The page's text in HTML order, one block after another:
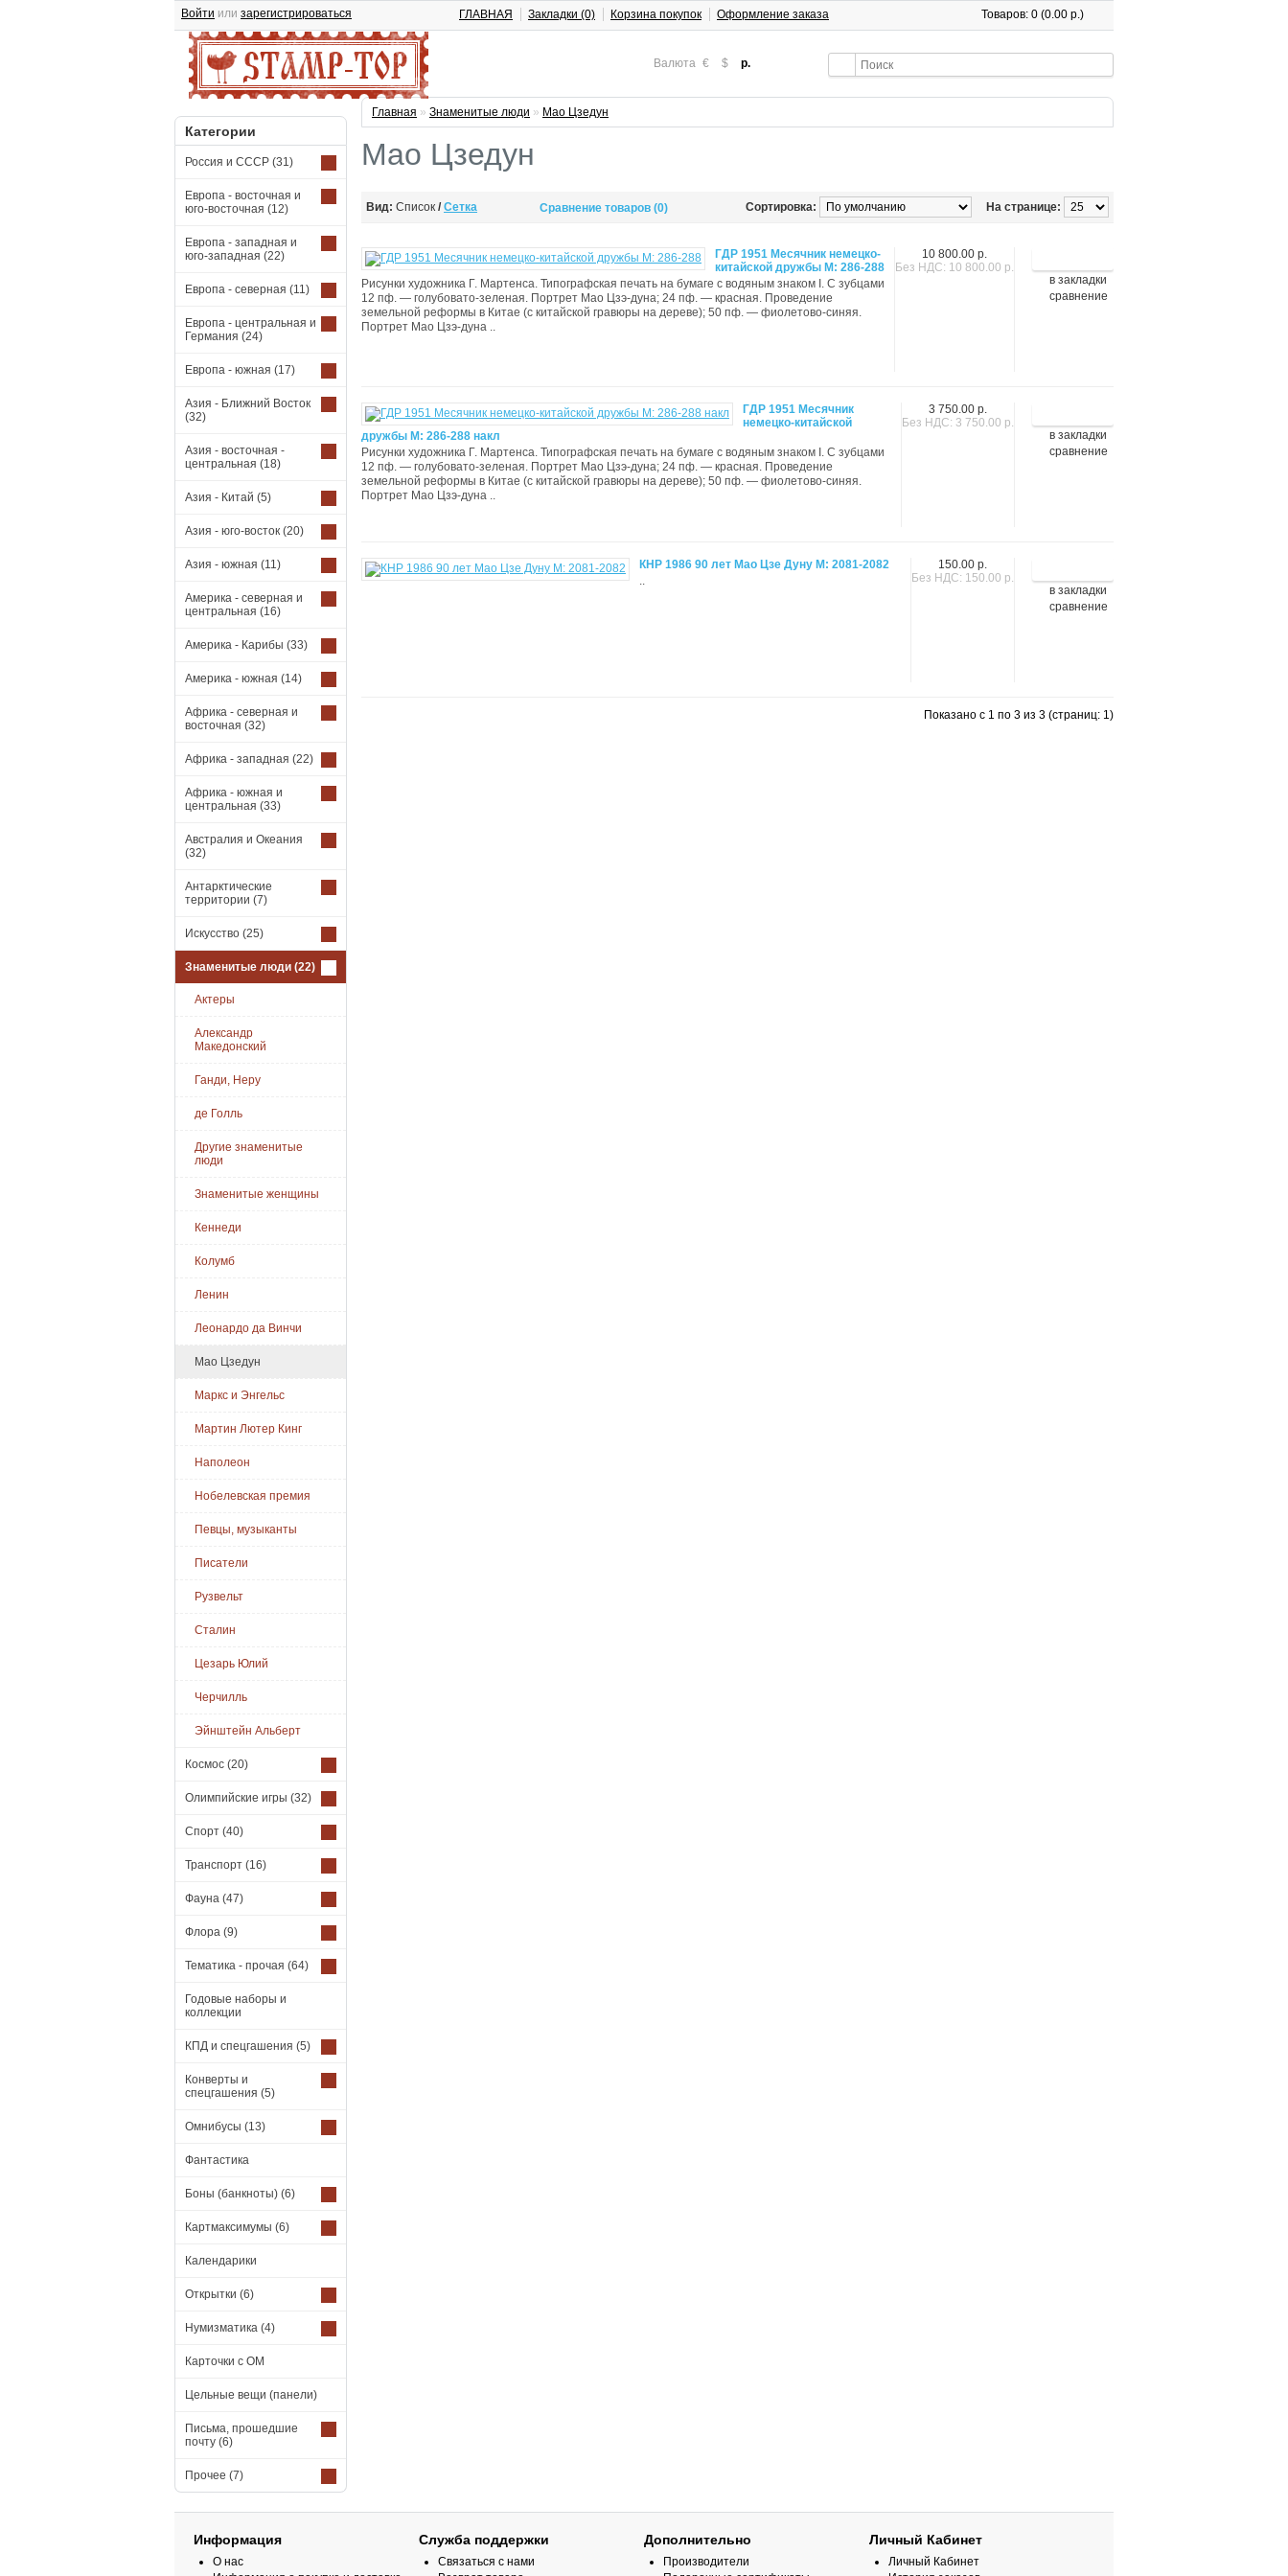
Валюта € $ р.
Товаров: 0 (0.00 р.)
Войти или зарегистрироваться ГЛАВНАЯ Закладки (0) Корзина покупок Оформление заказа
Категории
Россия и СССР (31)
Европа - восточная и
юго-восточная (12)
Европа - западная и
юго-западная (22)
Европа - северная (11)
Европа - центральная и
Германия (24)
Европа - южная (17)
Азия - Ближний Восток
(32)
Азия - восточная -
центральная (18)
Азия - Китай (5)
Азия - юго-восток (20)
Азия - южная (11)
Америка - северная и
центральная (16)
Америка - Карибы (33)
Америка - южная (14)
Африка - северная и
восточная (32)
Африка - западная (22)
Африка - южная и
центральная (33)
Австралия и Океания
(32)
Антарктические
территории (7)
Искусство (25)
Знаменитые люди (22)
Актеры
Александр
Македонский
Ганди, Неру
де Голль
Другие знаменитые
люди
Знаменитые женщины
Кеннеди
Колумб
Ленин
Леонардо да Винчи
Мао Цзедун
Маркс и Энгельс
Мартин Лютер Кинг
Наполеон
Нобелевская премия
Певцы, музыканты
Писатели
Рузвельт
Сталин
Цезарь Юлий
Черчилль
Эйнштейн Альберт
Космос (20)
Олимпийские игры (32)
Спорт (40)
Транспорт (16)
Фауна (47)
Флора (9)
Тематика - прочая (64)
Годовые наборы и
коллекции
КПД и спецгашения (5)
Конверты и
спецгашения (5)
Омнибусы (13)
Фантастика
Боны (банкноты) (6)
Картмаксимумы (6)
Календарики
Открытки (6)
Нумизматика (4)
Карточки с ОМ
Цельные вещи (панели)
Письма, прошедшие
почту (6)
Прочее (7)
Главная » Знаменитые люди » Мао Цзедун
Мао Цзедун
Вид: Список / Сетка На странице:
Сравнение товаров (0) Сортировка:
в закладки
сравнение
10 800.00 р.
Без НДС: 10 800.00 р.
ГДР 1951 Месячник немецко-
китайской дружбы М: 286-288
Рисунки художника Г. Мартенса. Типографская печать на бумаге с водяным знаком I. С зубцами
12 пф. — голубовато-зеленая. Портрет Мао Цзэ-дуна; 24 пф. — красная. Проведение
земельной реформы в Китае (с китайской гравюры на дереве); 50 пф. — фиолетово-синяя.
Портрет Мао Цзэ-дуна ..
в закладки
сравнение
3 750.00 р.
Без НДС: 3 750.00 р.
ГДР 1951 Месячник
немецко-китайской
дружбы М: 286-288 накл
Рисунки художника Г. Мартенса. Типографская печать на бумаге с водяным знаком I. С зубцами
12 пф. — голубовато-зеленая. Портрет Мао Цзэ-дуна; 24 пф. — красная. Проведение
земельной реформы в Китае (с китайской гравюры на дереве); 50 пф. — фиолетово-синяя.
Портрет Мао Цзэ-дуна ..
в закладки
сравнение
150.00 р.
Без НДС: 150.00 р.
КНР 1986 90 лет Мао Цзе Дуну М: 2081-2082
..
Показано с 1 по 3 из 3 (страниц: 1)
Информация
О нас
Служба поддержки
Связаться с нами
Дополнительно
Производители
Личный Кабинет
Личный Кабинет